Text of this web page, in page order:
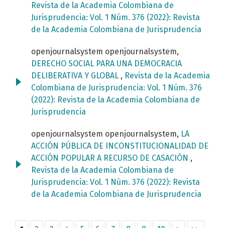
Revista de la Academia Colombiana de
Jurisprudencia: Vol. 1 Núm. 376 (2022): Revista
de la Academia Colombiana de Jurisprudencia
openjournalsystem openjournalsystem,
DERECHO SOCIAL PARA UNA DEMOCRACIA
DELIBERATIVA Y GLOBAL , Revista de la Academia
Colombiana de Jurisprudencia: Vol. 1 Núm. 376
(2022): Revista de la Academia Colombiana de
Jurisprudencia
openjournalsystem openjournalsystem, LA
ACCIÓN PÚBLICA DE INCONSTITUCIONALIDAD DE
ACCIÓN POPULAR A RECURSO DE CASACIÓN ,
Revista de la Academia Colombiana de
Jurisprudencia: Vol. 1 Núm. 376 (2022): Revista
de la Academia Colombiana de Jurisprudencia